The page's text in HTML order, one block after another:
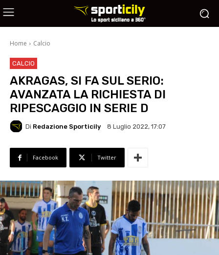
Home Calcio
CALCIO
AKRAGAS, SI FA SUL SERIO:
AVANZATA LA RICHIESTA DI
RIPESCAGGIO IN SERIE D
Di Redazione Sporticily 8 Luglio 2022, 17:07
Facebook Twitter